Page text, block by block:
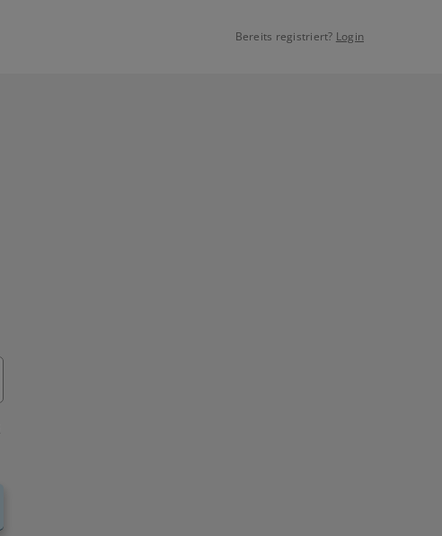
Bereits registriert? Login